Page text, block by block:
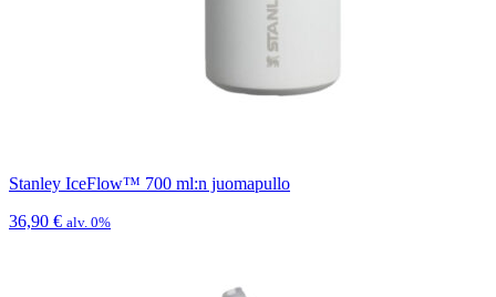
Stanley IceFlow™ 700 ml:n juomapullo
36,90 € alv. 0%